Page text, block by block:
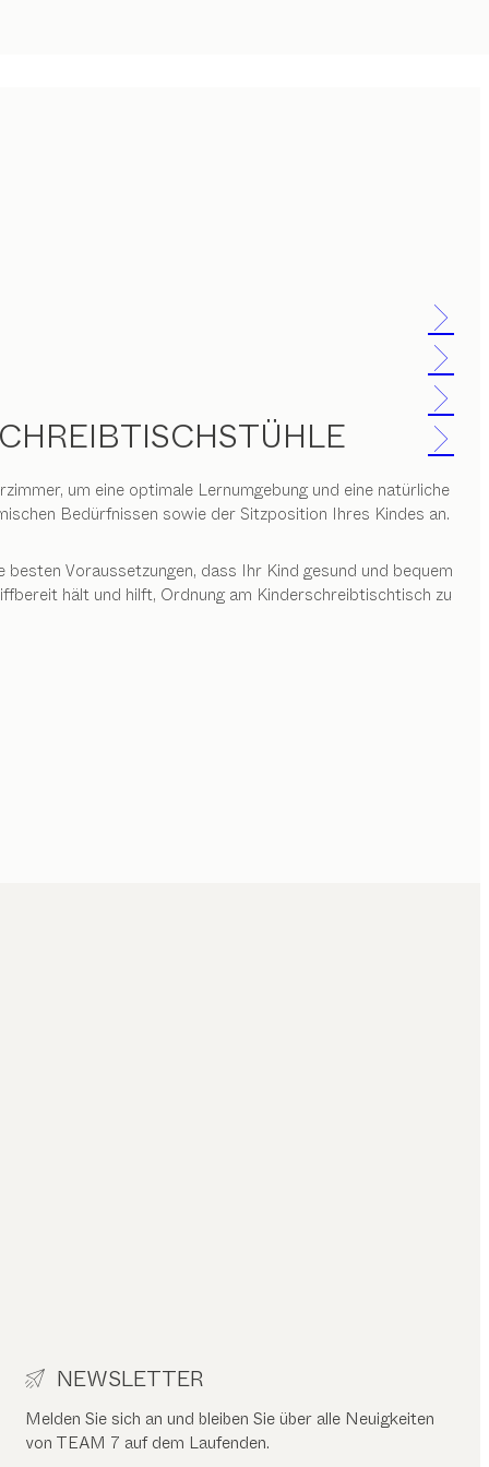
um eine optimale Lernumgebung und eine natürliche
Bedürfnissen sowie der Sitzposition Ihres Kindes an.
Voraussetzungen, dass Ihr Kind gesund und bequem
hält und hilft, Ordnung am Kinderschreibtischtisch zu
NEWSLETTER
Melden Sie sich an und bleiben Sie über alle Neuigkeiten
von TEAM 7 auf dem Laufenden.